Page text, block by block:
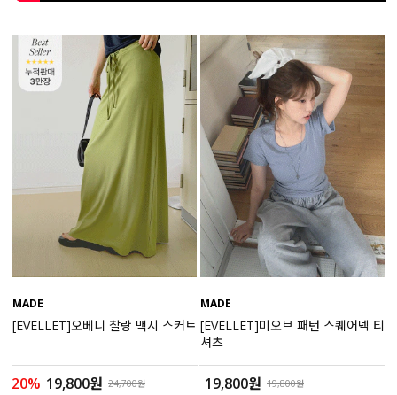
세트할인 ~30%
팬츠
셔츠
원피스
블라우스
원피스
팬츠
스커트
액티브웨어
언더웨어
ACC
MADE
[EVELLET]오베니 찰랑 맥시 스커트
20% 19,800원 24,700원
MADE
[EVELLET]미오브 패턴 스퀘어넥 티
셔츠
19,800원 19,800원